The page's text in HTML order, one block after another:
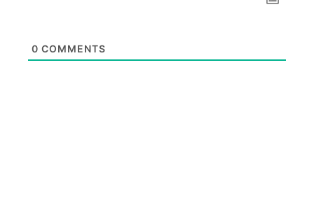
0 COMMENTS